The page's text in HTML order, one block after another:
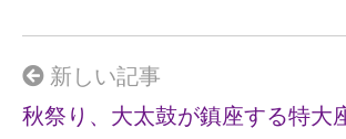
o
o
k
新しい記事
秋祭り、大太鼓が鎮座する特大